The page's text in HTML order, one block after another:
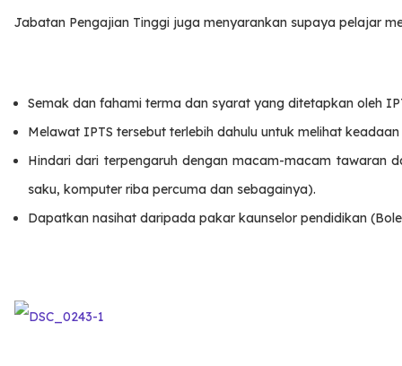
Jabatan Pengajian Tinggi juga menyarankan supaya pelajar
Semak dan fahami terma dan syarat yang ditetapkan oleh
Melawat IPTS tersebut terlebih dahulu untuk melihat
Hindari dari terpengaruh dengan macam-macam tawaran
saku, komputer riba percuma dan sebagainya).
Dapatkan nasihat daripada pakar kaunselor pendidikan